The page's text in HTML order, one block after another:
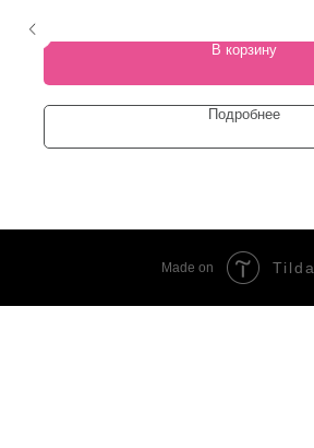
В корзину
Подробнее
Made on Tilda